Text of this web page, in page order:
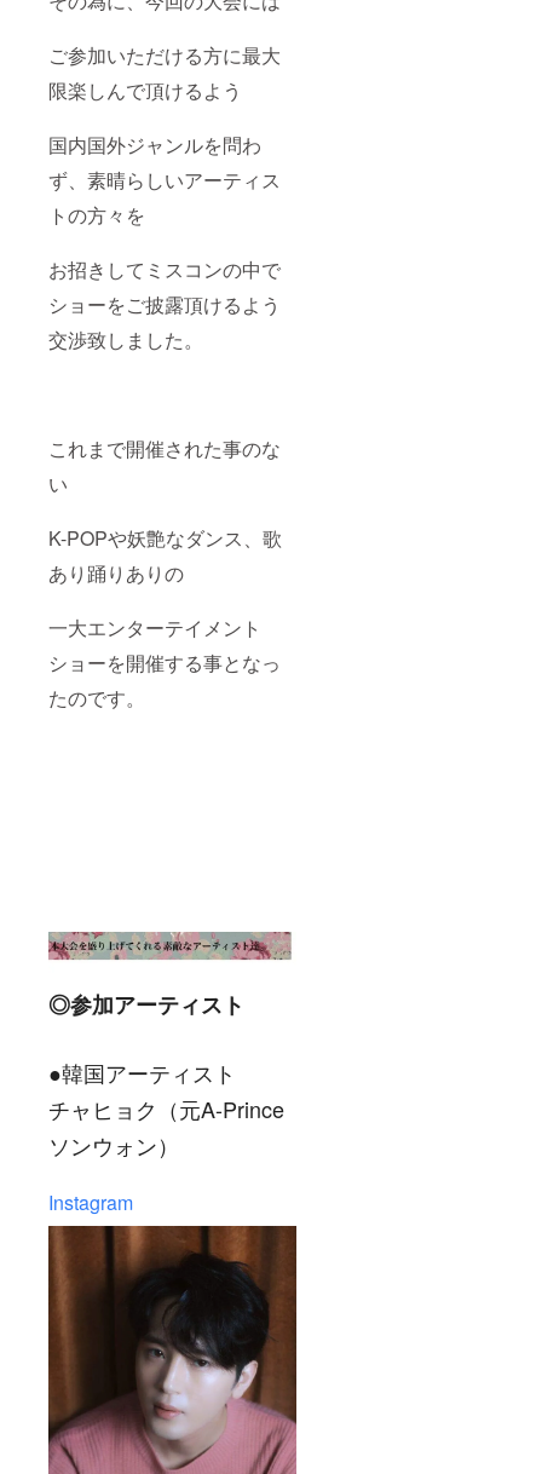
ご参加いただける方に最大
限楽しんで頂けるよう
国内国外ジャンルを問わ
ず、素晴らしいアーティス
トの方々を
お招きしてミスコンの中で
ショーをご披露頂けるよう
交渉致しました。
これまで開催された事のな
い
K-POPや妖艶なダンス、歌
あり踊りありの
一大エンターテイメント
ショーを開催する事となっ
たのです。
◎参加アーティスト
●韓国アーティスト
チャヒョク （元A-Prince
ソンウォン）
Instagram